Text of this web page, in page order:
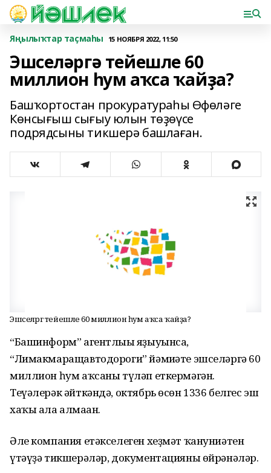
Яңылыҡтар таҫмаһы 15 НОЯБРЯ 2022, 11:50
Эшселәргә тейешле 60
миллион һум аҡса ҡайҙа?
Башҡортостан прокуратураһы Өфөләге
Көнсығыш сығыу юлын төҙөүсе
подрядсыны тикшерә башлаған.
Эшселәргә тейешле 60 миллион һум аҡса ҡайҙа?
“Башинформ” агентлығы яҙыуынса,
“Лимакмаращавтодороги” йәмғиәте эшселәргә 60
миллион һум аҡсаны түләп еткермәгән.
Теүәлерәк әйткәндә, октябрь өсөн 1336 белгес эш
хаҡы ала алмаған.
Әле компания етәкселеген хеҙмәт ҡануниәтен
үтәүҙә тикшерәләр, документацияны өйрәнәләр.